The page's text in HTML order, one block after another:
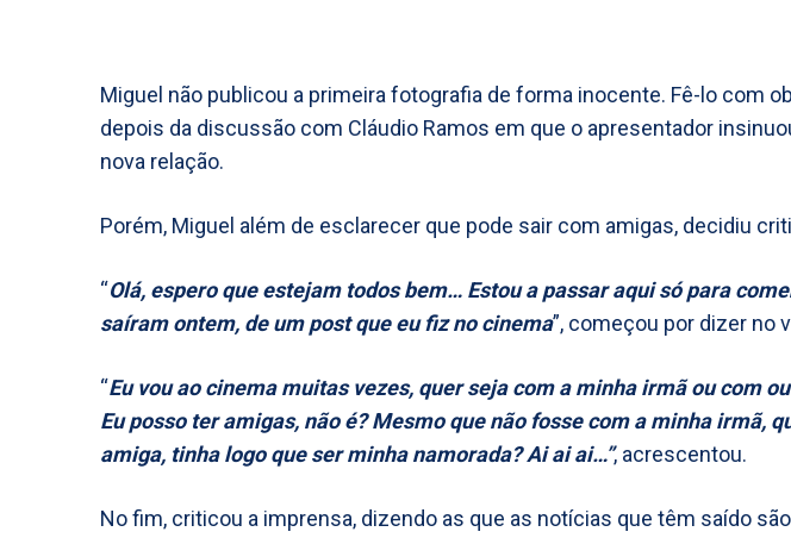
Miguel não publicou a primeira fotografia de forma inocente. Fê-lo com
depois da discussão com Cláudio Ramos em que o apresentador
nova relação.
Porém, Miguel além de esclarecer que pode sair com amigas, decidiu
“Olá, espero que estejam todos bem… Estou a passar aqui só para
saíram ontem, de um post que eu fiz no cinema”, começou por dizer no
“Eu vou ao cinema muitas vezes, quer seja com a minha irmã ou com
Eu posso ter amigas, não é? Mesmo que não fosse com a minha irmã,
amiga, tinha logo que ser minha namorada? Ai ai ai…”, acrescentou.
No fim, criticou a imprensa, dizendo as que as notícias que têm saído